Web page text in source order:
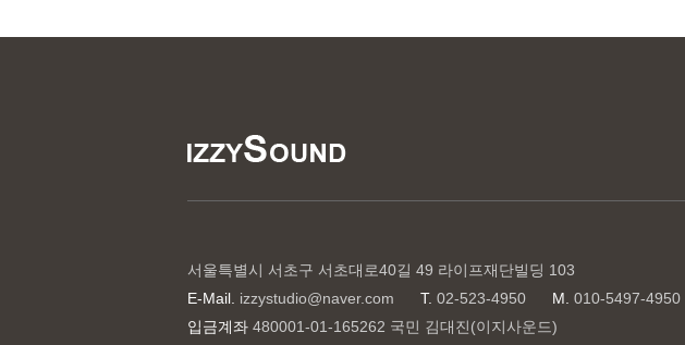
서울특별시 서초구 서초대로40길 49 라이프재단빌딩 103
E-Mail. izzystudio@naver.com T. 02-523-4950 M. 010-5497-4950
입금계좌 480001-01-165262 국민 김대진(이지사운드)